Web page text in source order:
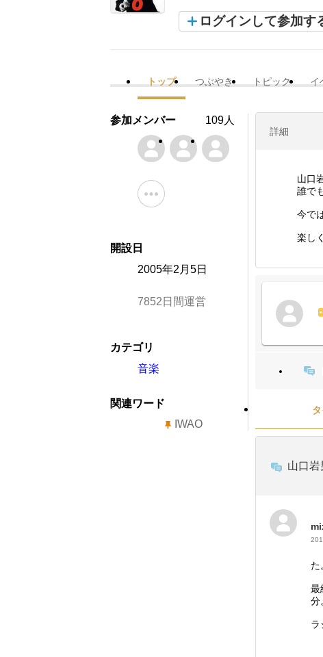
ログインして参加す
トップ つぶやき トピック イ
詳細
山口
誰で
今で
楽し
山口
た
最
分
ラ
参加メンバー 109人
開設日
2005年2月5日
7852日間運営
カテゴリ
音楽
関連ワード
IWAO